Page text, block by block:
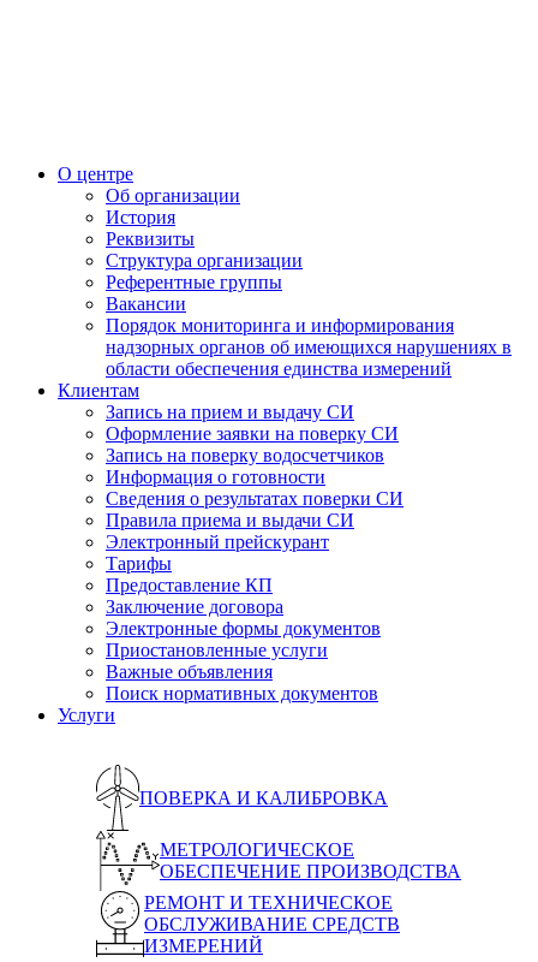
О центре
Об организации
История
Реквизиты
Структура организации
Референтные группы
Вакансии
Порядок мониторинга и информирования
надзорных органов об имеющихся нарушениях в
области обеспечения единства измерений
Клиентам
Запись на прием и выдачу СИ
Оформление заявки на поверку СИ
Запись на поверку водосчетчиков
Информация о готовности
Сведения о результатах поверки СИ
Правила приема и выдачи СИ
Электронный прейскурант
Тарифы
Предоставление КП
Заключение договора
Электронные формы документов
Приостановленные услуги
Важные объявления
Поиск нормативных документов
Услуги
ПОВЕРКА И КАЛИБРОВКА
МЕТРОЛОГИЧЕСКОЕ
ОБЕСПЕЧЕНИЕ ПРОИЗВОДСТВА
РЕМОНТ И ТЕХНИЧЕСКОЕ
ОБСЛУЖИВАНИЕ СРЕДСТВ
ИЗМЕРЕНИЙ